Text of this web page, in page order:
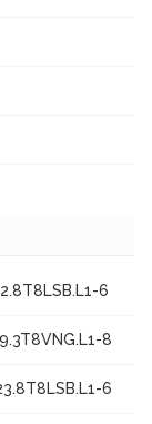
6
8
6